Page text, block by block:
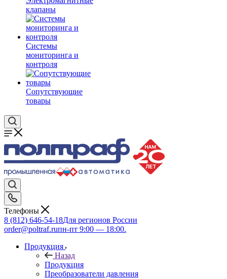
клапаны
Системы
мониторинга и
контроля
Сопутствующие
товары
Телефоны
8 (812) 646-54-18Для регионов России
order@poltraf.ruпн-пт 9:00 — 18:00.
Продукция
Назад
Продукция
Преобразователи давления